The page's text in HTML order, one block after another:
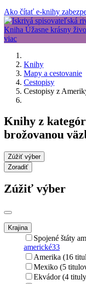
Ako čítať e-knihy
Knihy
Mapy a cestovanie
Cestopisy
Cestopisy z
Knihy z
brožovanou
Zúžiť výber
Zoradiť
Zúžiť výber
Krajina
Spojené štáty
americké33
Amerika (16
Mexiko (5
Ekvádor (4